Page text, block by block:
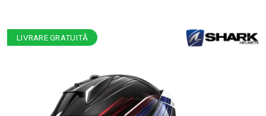
LIVRARE GRATUITĂ